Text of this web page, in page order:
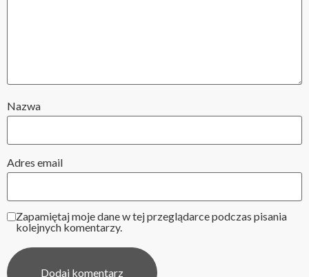
Nazwa
Adres email
Zapamiętaj moje dane w tej przeglądarce podczas pisania
kolejnych komentarzy.